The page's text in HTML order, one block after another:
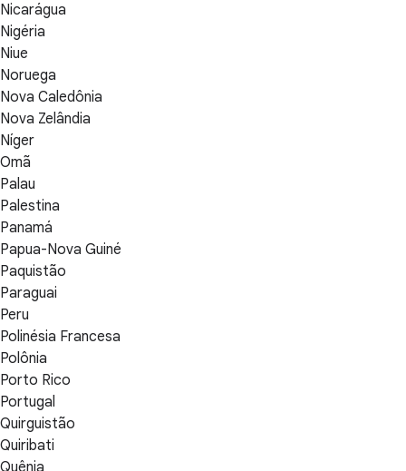
Nicarágua
Nigéria
Niue
Noruega
Nova Caledônia
Nova Zelândia
Níger
Omã
Palau
Palestina
Panamá
Papua-Nova Guiné
Paquistão
Paraguai
Peru
Polinésia Francesa
Polônia
Porto Rico
Portugal
Quirguistão
Quiribati